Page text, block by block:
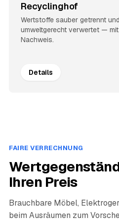
Recyclinghof
Wertstoffe sauber getrennt und
umweltgerecht verwertet — mit
Nachweis.
Details
FAIRE VERRECHNUNG
Ihren Preis
Brauchbare Möbel,
beim Ausräumen zum